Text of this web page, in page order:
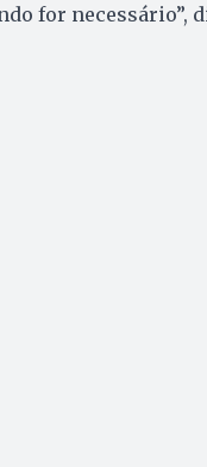
for necessário”,